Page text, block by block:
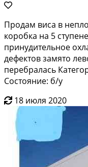
Продам виса в
коробка на 5
принудительное
дефектов замято
перебралась
Состояние: б/у
18 июля 2020